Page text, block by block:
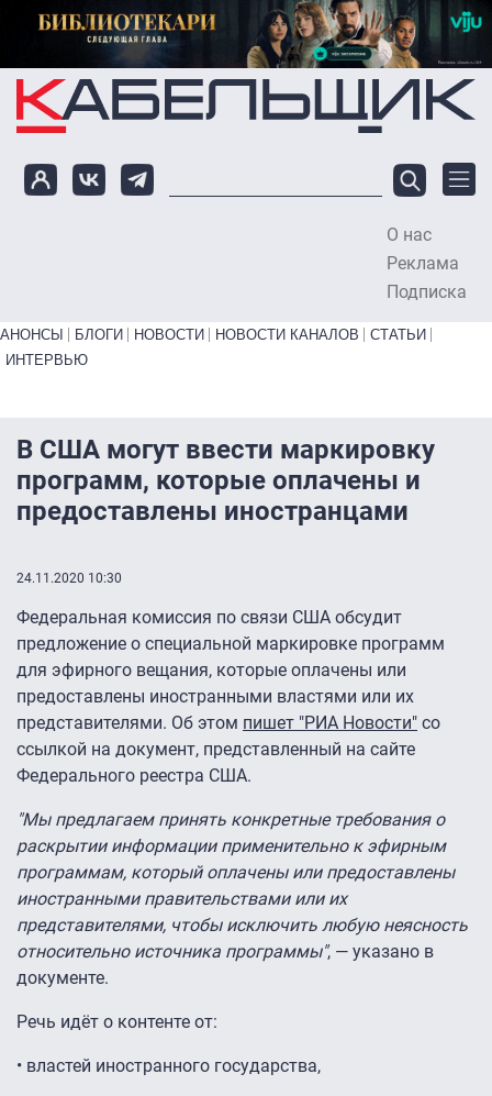
Перейти к основному содержанию
О нас
Реклама
Подписка
Primary links bottom
АНОНСЫ БЛОГИ НОВОСТИ НОВОСТИ КАНАЛОВ
СТАТЬИ
ИНТЕРВЬЮ
В США могут ввести маркировку
программ, которые оплачены и
предоставлены иностранцами
24.11.2020 10:30
Федеральная комиссия по связи США обсудит
предложение о специальной маркировке программ
для эфирного вещания, которые оплачены или
предоставлены иностранными властями или их
представителями. Об этом пишет "РИА Новости" со
ссылкой на документ, представленный на сайте
Федерального реестра США.
"Мы предлагаем принять конкретные требования о
раскрытии информации применительно к эфирным
программам, который оплачены или предоставлены
иностранными правительствами или их
представителями, чтобы исключить любую неясность
относительно источника программы", — указано в
документе.
Речь идёт о контенте от:
• властей иностранного государства,